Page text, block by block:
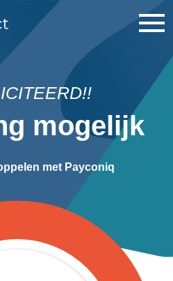
mogelijk
met Payconiq